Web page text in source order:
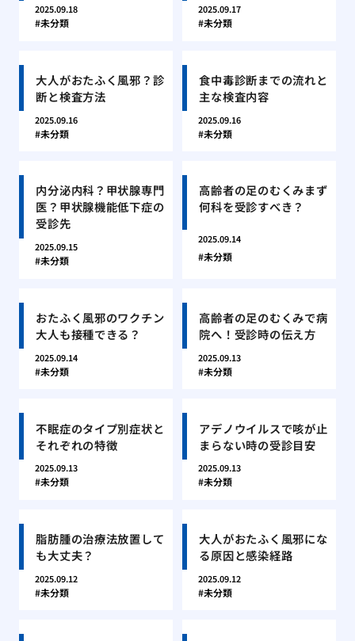
2025.09.18
未分類
2025.09.17
未分類
大人がおたふく風邪？診
断と検査方法
2025.09.16
未分類
食中毒診断までの流れと
主な検査内容
2025.09.16
未分類
内分泌内科？甲状腺専門
医？甲状腺機能低下症の
受診先
2025.09.15
未分類
高齢者の足のむくみまず
何科を受診すべき？
2025.09.14
未分類
おたふく風邪のワクチン
大人も接種できる？
2025.09.14
未分類
高齢者の足のむくみで病
院へ！受診時の伝え方
2025.09.13
未分類
不眠症のタイプ別症状と
それぞれの特徴
2025.09.13
未分類
アデノウイルスで咳が止
まらない時の受診目安
2025.09.13
未分類
脂肪腫の治療法放置して
も大丈夫？
2025.09.12
未分類
大人がおたふく風邪にな
る原因と感染経路
2025.09.12
未分類